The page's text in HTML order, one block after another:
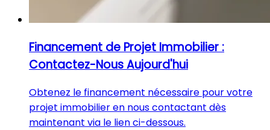
Financement de Projet Immobilier :
Contactez-Nous Aujourd'hui
Obtenez le financement nécessaire pour votre
projet immobilier en nous contactant dès
maintenant via le lien ci-dessous.